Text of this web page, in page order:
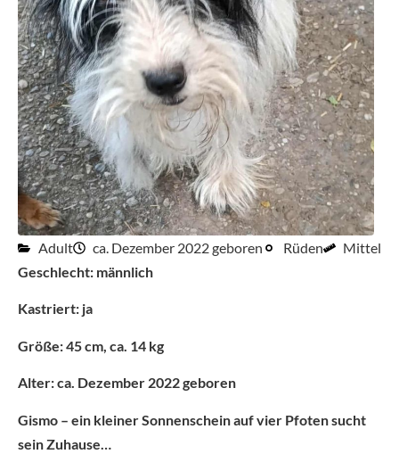
Adult ca. Dezember 2022 geboren Rüden
Mittel
Geschlecht: männlich
Kastriert: ja
Größe: 45 cm, ca. 14 kg
Alter: ca. Dezember 2022 geboren
Gismo – ein kleiner Sonnenschein auf vier Pfoten sucht
sein Zuhause…